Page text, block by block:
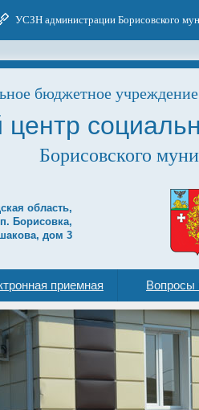
УСЗН администрации Борисовского
бюджетное
Борисовского
область,
Борисовка,
дом 3
приемная Вопросы